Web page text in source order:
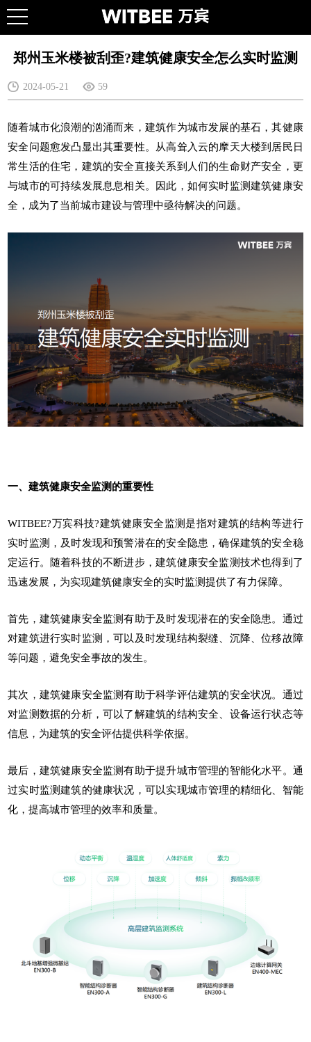
​郑州玉米楼被刮歪?建筑健康安全怎么实时监测
2024-05-21 59
随着城市化浪潮的汹涌而来，建筑作为城市发展的基石，其健康
安全问题愈发凸显出其重要性。从高耸入云的摩天大楼到居民日
常生活的住宅，建筑的安全直接关系到人们的生命财产安全，更
与城市的可持续发展息息相关。因此，如何实时监测建筑健康安
全，成为了当前城市建设与管理中亟待解决的问题。
一、建筑健康安全监测的重要性
WITBEE?万宾科技?建筑健康安全监测是指对建筑的结构等进行
实时监测，及时发现和预警潜在的安全隐患，确保建筑的安全稳
定运行。随着科技的不断进步，建筑健康安全监测技术也得到了
迅速发展，为实现建筑健康安全的实时监测提供了有力保障。
首先，建筑健康安全监测有助于及时发现潜在的安全隐患。通过
对建筑进行实时监测，可以及时发现结构裂缝、沉降、位移故障
等问题，避免安全事故的发生。
其次，建筑健康安全监测有助于科学评估建筑的安全状况。通过
对监测数据的分析，可以了解建筑的结构安全、设备运行状态等
信息，为建筑的安全评估提供科学依据。
最后，建筑健康安全监测有助于提升城市管理的智能化水平。通
过实时监测建筑的健康状况，可以实现城市管理的精细化、智能
化，提高城市管理的效率和质量。